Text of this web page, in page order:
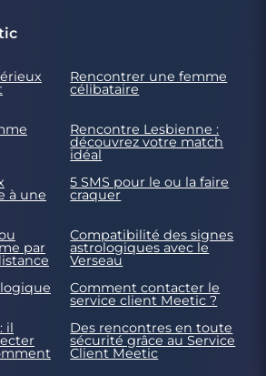
Rencontrer une femme
célibataire
Rencontre Lesbienne :
découvrez votre match
idéal
à une
5 SMS pour le ou la faire
craquer
par
Compatibilité des signes
astrologiques avec le
Verseau
Comment contacter le
service client Meetic ?
il
Des rencontres en toute
sécurité grâce au Service
Client Meetic